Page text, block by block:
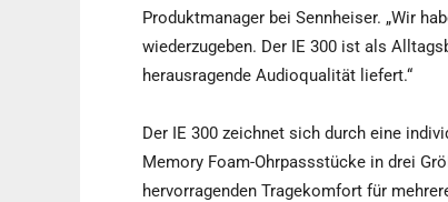
Produktmanager bei Sennheiser. „Wir
wiederzugeben. Der IE 300 ist als
herausragende Audioqualität liefert.“
Der IE 300 zeichnet sich durch eine
Memory Foam-Ohrpassstücke in drei
hervorragenden Tragekomfort für